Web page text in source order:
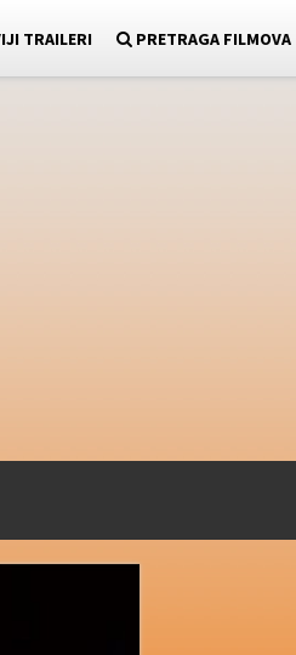
TRAILERI PRETRAGA FILMOVA